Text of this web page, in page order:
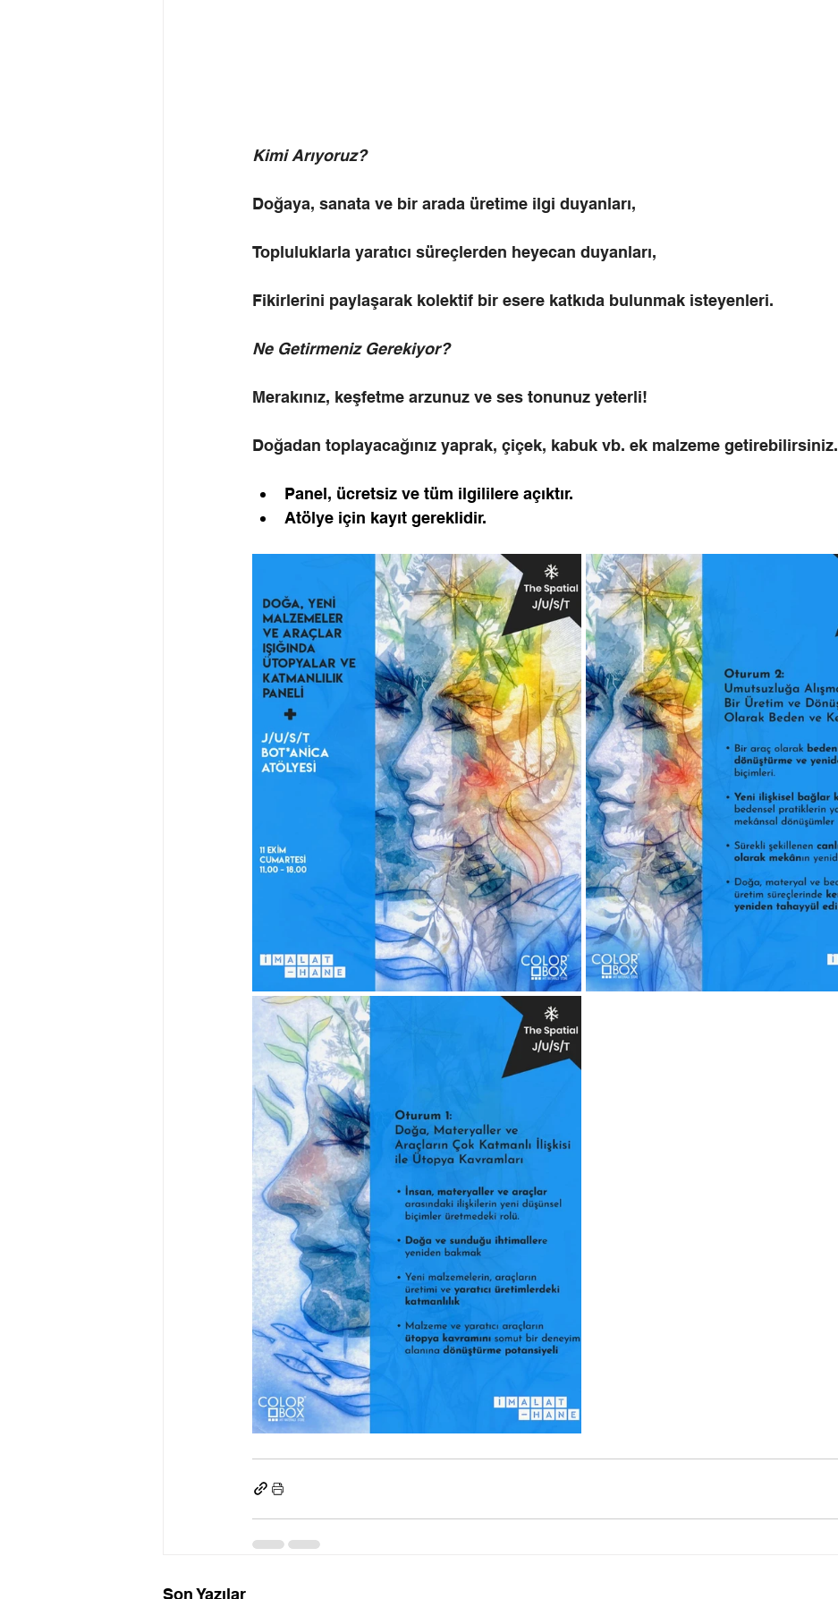
Kimi Arıyoruz?
Doğaya, sanata ve bir arada üretime ilgi duyanları,
Topluluklarla yaratıcı süreçlerden heyecan duyanları,
Fikirlerini paylaşarak kolektif bir esere katkıda bulunmak isteyenleri.
Ne Getirmeniz Gerekiyor?
Merakınız, keşfetme arzunuz ve ses tonunuz yeterli!
Doğadan toplayacağınız yaprak, çiçek, kabuk vb. ek malzeme getirebilirsiniz.
Panel, ücretsiz ve tüm ilgililere açıktır.
Atölye için kayıt gereklidir.
Son Yazılar